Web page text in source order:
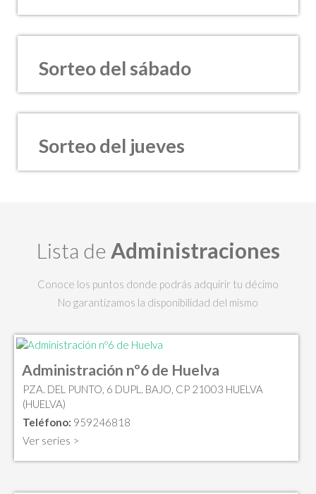
Sorteo del sábado
Sorteo del jueves
Lista de Administraciones
Conoce los puntos donde podrás adquirir tu décimo
No garantizamos la disponibilidad del mismo
Administración nº6 de Huelva
PZA. DEL PUNTO, 6 DUPL. BAJO, CP 21003 HUELVA
(HUELVA)
Teléfono: 959246818
Ver series >